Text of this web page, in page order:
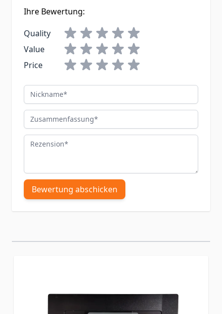
Ihre Bewertung:
Quality
Value
Price
Nickname
Zusammenfassung
Rezension
Bewertung abschicken